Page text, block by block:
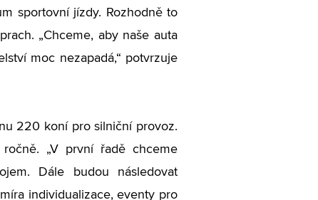
sportovní jízdy. Rozhodně to
„Chceme, aby naše auta
moc nezapadá,“ potvrzuje
220 koní pro silniční provoz.
„V první řadě chceme
Dále budou následovat
individualizace, eventy pro